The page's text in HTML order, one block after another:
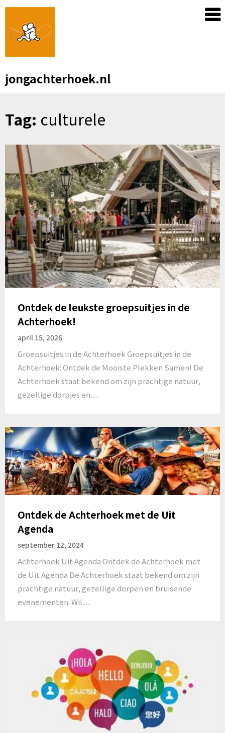
Skip
content
jongachterhoek.nl
Tag: culturele
Ontdek de leukste groepsuitjes in de
Achterhoek!
april 15, 2026
Groepsuitjes in de Achterhoek Groepsuitjes in de
Achterhoek: Ontdek de Mooiste Plekken Samen! De
Achterhoek staat bekend om zijn prachtige natuur,
gezellige dorpjes en…
Ontdek de Achterhoek met de Uit
Agenda
september 12, 2024
Achterhoek Uit Agenda Ontdek de Achterhoek met
de Uit Agenda De Achterhoek staat bekend om zijn
prachtige natuur, gezellige dorpen en bruisende
evenementen. Wil…